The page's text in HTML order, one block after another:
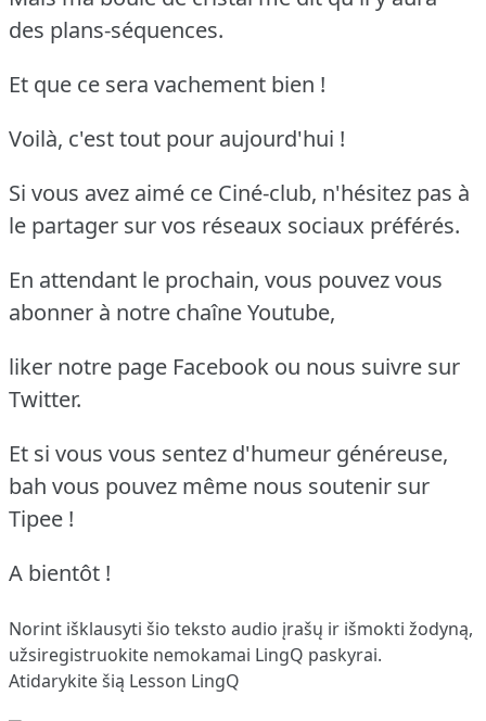
des plans-séquences.
Et que ce sera vachement bien !
Voilà, c'est tout pour aujourd'hui !
Si vous avez aimé ce Ciné-club, n'hésitez pas à
le partager sur vos réseaux sociaux préférés.
En attendant le prochain, vous pouvez vous
abonner à notre chaîne Youtube,
liker notre page Facebook ou nous suivre sur
Twitter.
Et si vous vous sentez d'humeur généreuse,
bah vous pouvez même nous soutenir sur
Tipee !
A bientôt !
Norint išklausyti šio teksto audio įrašų ir išmokti žodyną,
užsiregistruokite nemokamai LingQ paskyrai.
Atidarykite šią Lesson LingQ